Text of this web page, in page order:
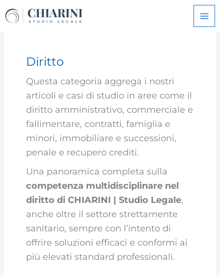
al
Diritto
Questa categoria aggrega i nostri
articoli e casi di studio in aree come il
diritto amministrativo, commerciale e
fallimentare, contratti, famiglia e
minori, immobiliare e successioni,
penale e recupero crediti.
Una panoramica completa sulla
competenza multidisciplinare nel
diritto di CHIARINI | Studio Legale,
anche oltre il settore strettamente
sanitario, sempre con l’intento di
offrire soluzioni efficaci e conformi ai
più elevati standard professionali.